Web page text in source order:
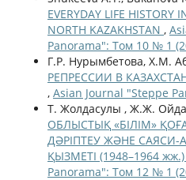
EVERYDAY LIFE HISTORY
NORTH KAZAKHSTAN ,
Panorama": Том 10 № 1
Г.Р. Нурымбетова, Х.М.
РЕПРЕССИИ В
, Asian Journal "Steppe
Т. Жолдасулы , Ж.Ж.
ОБЛЫСТЫҚ «БІЛІМ»
ДӘРІПТЕУ ЖӘНЕ САЯСИ-
ҚЫЗМЕТІ (1948–1964 жж.)
Panorama": Том 12 № 1